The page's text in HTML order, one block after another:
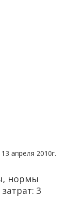
апреля 2010г.
нормы
: 3